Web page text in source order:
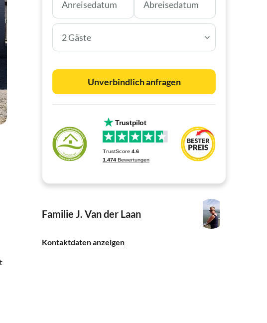
2 Gäste
Unverbindlich anfragen
Familie J. Van der Laan
Kontaktdaten anzeigen